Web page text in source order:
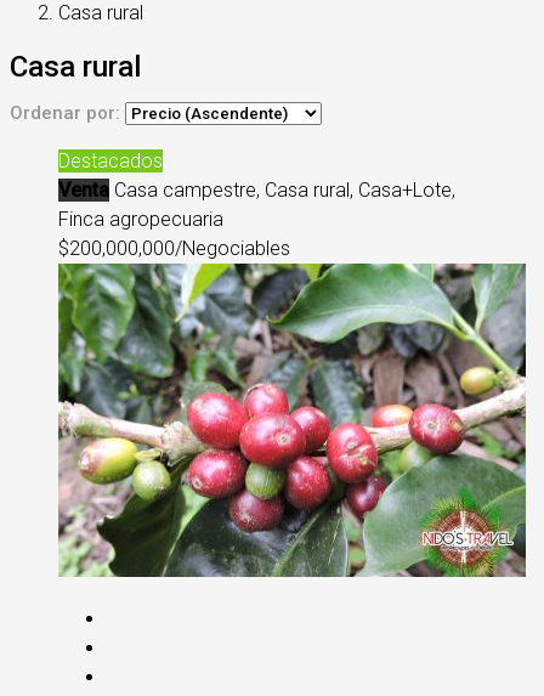
Casa rural
Casa rural
Ordenar por:
Destacados
Venta Casa campestre, Casa rural, Casa+Lote,
Finca agropecuaria
$200,000,000/Negociables